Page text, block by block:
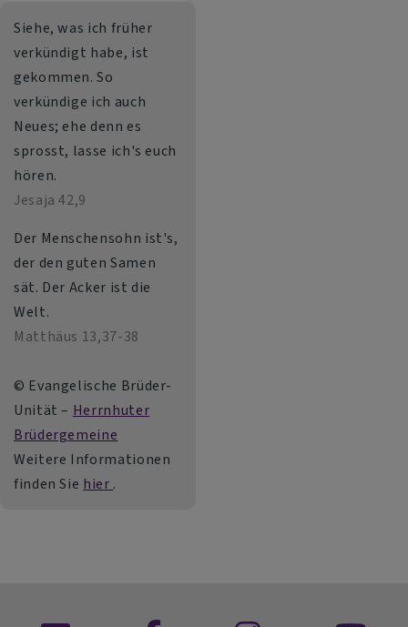
Siehe, was ich früher
verkündigt habe, ist
gekommen. So
verkündige ich auch
Neues; ehe denn es
sprosst, lasse ich's euch
hören.
Jesaja 42,9
Der Menschensohn ist's,
der den guten Samen
sät. Der Acker ist die
Welt.
Matthäus 13,37-38
© Evangelische Brüder-
Unität – Herrnhuter
Brüdergemeine
Weitere Informationen
finden Sie hier .